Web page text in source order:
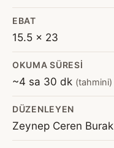
EBAT
15.5 x 23
OKUMA SÜRESI
~4 sa 30 dk (tahmini)
DÜZENLEYEN
Zeynep Ceren Burak